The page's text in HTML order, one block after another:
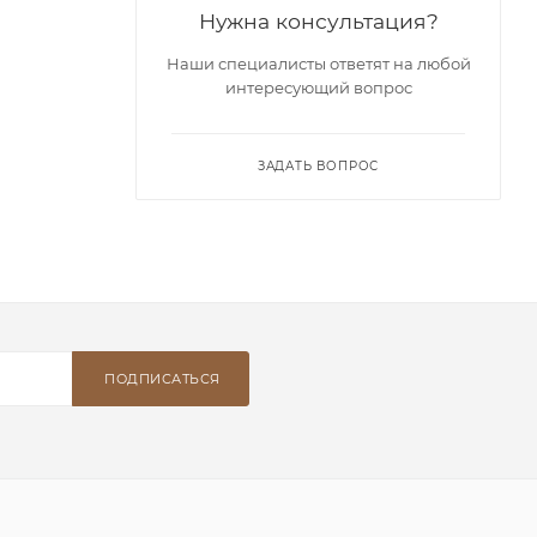
Нужна консультация?
Наши специалисты ответят на любой
интересующий вопрос
ЗАДАТЬ ВОПРОС
ПОДПИСАТЬСЯ